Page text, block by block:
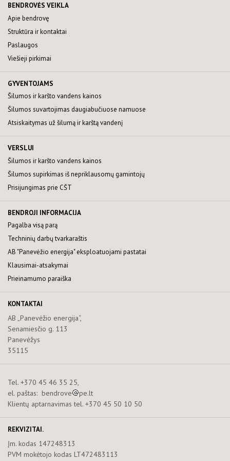
Šilumos paskirstymo tvarka
Kompensacijos už šilumą ir karštą vandenį
Šilumos ir karšto vandens kainos
Prisijungimas prie CŠT
Aktuali informacija
BENDROVĖS VEIKLA
Apie bendrovę
Struktūra ir kontaktai
Paslaugos
Viešieji pirkimai
GYVENTOJAMS
Šilumos ir karšto vandens kainos
Šilumos suvartojimas daugiabučiuose namuose
Atsiskaitymas už šilumą ir karštą vandenį
VERSLUI
Šilumos ir karšto vandens kainos
Šilumos supirkimas iš nepriklausomų gamintojų
Prisijungimas prie CŠT
BENDROJI INFORMACIJA
Pagalba visą parą
Techninių darbų tvarkaraštis
AB "Panevėžio energija" eksploatuojami pastatai
Klausimai-atsakymai
Prieinamumo paraiška
KONTAKTAI
AB „Panevėžio energija“,
Senamiesčio g. 113
Panevėžys
35115
Tel. +370 45 46 35 25,
el. paštas: bendrove
pe.lt
Klientų aptarnavimas tel. +370 45 50 10 50
REKVIZITAI.
Įm. kodas 147248313
PVM mokėtojo kodas LT472483113